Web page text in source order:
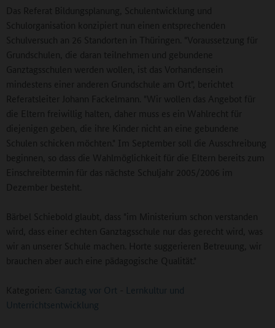
Das Referat Bildungsplanung, Schulentwicklung und
Schulorganisation konzipiert nun einen entsprechenden
Schulversuch an 26 Standorten in Thüringen. "Voraussetzung für
Grundschulen, die daran teilnehmen und gebundene
Ganztagsschulen werden wollen, ist das Vorhandensein
mindestens einer anderen Grundschule am Ort", berichtet
Referatsleiter Johann Fackelmann. "Wir wollen das Angebot für
die Eltern freiwillig halten, daher muss es ein Wahlrecht für
diejenigen geben, die ihre Kinder nicht an eine gebundene
Schulen schicken möchten." Im September soll die Ausschreibung
beginnen, so dass die Wahlmöglichkeit für die Eltern bereits zum
Einschreibtermin für das nächste Schuljahr 2005/2006 im
Dezember besteht.
Bärbel Schiebold glaubt, dass "im Ministerium schon verstanden
wird, dass einer echten Ganztagsschule nur das gerecht wird, was
wir an unserer Schule machen. Horte suggerieren Betreuung, wir
brauchen aber auch eine pädagogische Qualität."
Kategorien: Ganztag vor Ort - Lernkultur und
Unterrichtsentwicklung